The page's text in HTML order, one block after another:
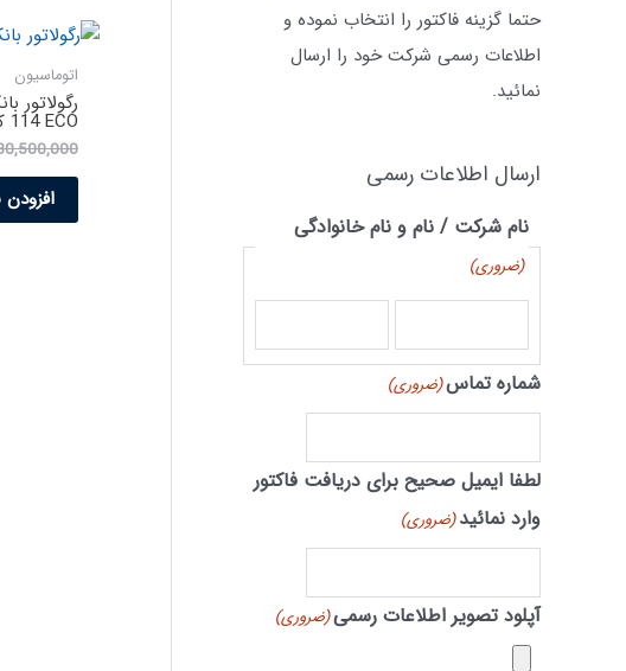
حتما گزینه فاکتور را انتخاب نموده و
اطلاعات رسمی شرکت خود را ارسال
نمائید.
ارسال اطلاعات رسمی
نام شرکت / نام و نام خانوادگی
(ضروری)
شماره تماس(ضروری)
لطفا ایمیل صحیح برای دریافت فاکتور
وارد نمائید (ضروری)
آپلود تصویر اطلاعات رسمی(ضروری)
اتوماسیون
114 ECO کلمسان کد 606060